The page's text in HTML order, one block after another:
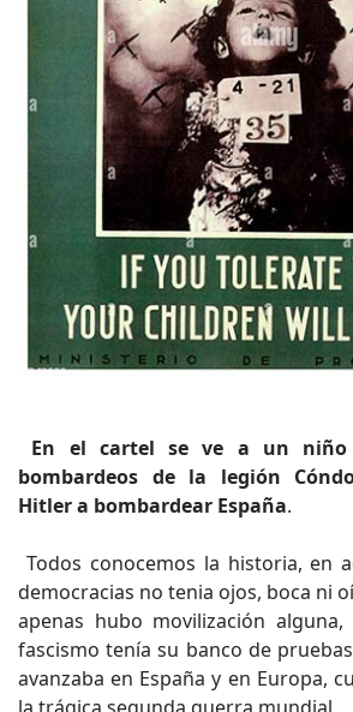
En el cartel se ve a un
bombardeos de la legión
Hitler a bombardear España.
Todos conocemos la historia, en
democracias no tenia ojos, boca ni
apenas hubo movilización
fascismo tenía su banco de
avanzaba en España y en Europa,